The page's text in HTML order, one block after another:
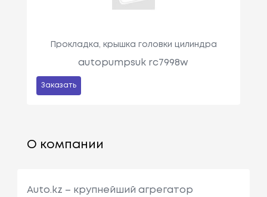
Прокладка, крышка головки цилиндра
autopumpsuk rc7998w
Заказать
О компании
Auto.kz – крупнейший агрегатор